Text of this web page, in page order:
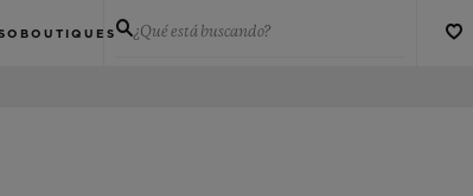
BOUTIQUES ¿Qué está buscando?